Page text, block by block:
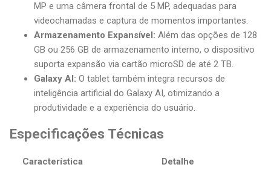
MP e uma câmera frontal de 5 MP, adequadas para
videochamadas e captura de momentos importantes.
Armazenamento Expansível: Além das opções de 128
GB ou 256 GB de armazenamento interno, o dispositivo
suporta expansão via cartão microSD de até 2 TB.
Galaxy AI: O tablet também integra recursos de
inteligência artificial do Galaxy AI, otimizando a
produtividade e a experiência do usuário.
Especificações Técnicas
Característica
Detalhe